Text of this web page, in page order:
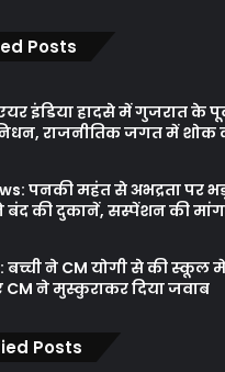
Posts
इंडिया हादसे में गुजरात के
राजनीतिक जगत में शोक
पनकी महंत से अभद्रता पर
ने बंद की दुकानें, सस्पेंशन की
बच्ची ने CM योगी से की स्कूल
CM ने मुस्कुराकर दिया जवाब
Posts